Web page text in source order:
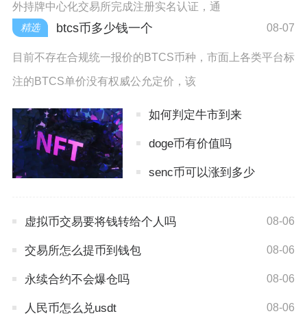
外持牌中心化交易所完成注册实名认证，通
精选 btcs币多少钱一个 08-07
目前不存在合规统一报价的BTCS币种，市面上各类平台标
注的BTCS单价没有权威公允定价，该
如何判定牛市到来
doge币有价值吗
senc币可以涨到多少
虚拟币交易要将钱转给个人吗 08-06
交易所怎么提币到钱包 08-06
永续合约不会爆仓吗 08-06
人民币怎么兑usdt 08-06